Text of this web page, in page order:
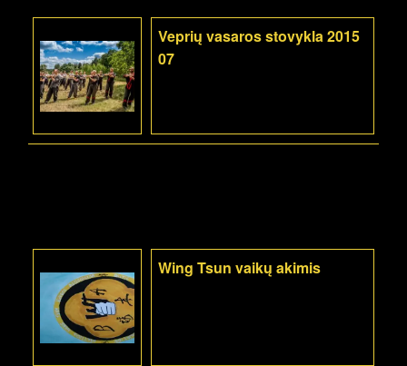
Veprių vasaros stovykla 2015
07
Wing Tsun vaikų akimis